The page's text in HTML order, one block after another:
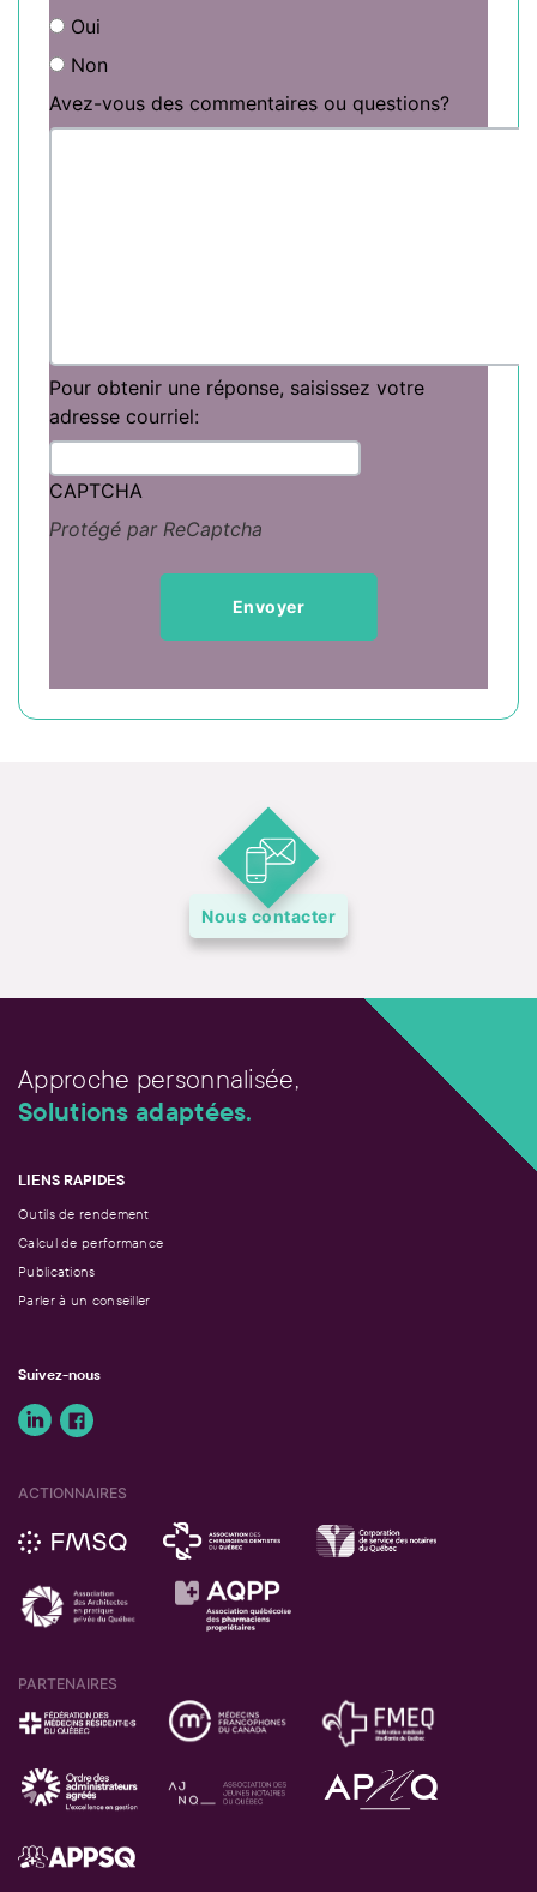
Oui
Non
Avez-vous des commentaires ou questions?
Pour obtenir une réponse, saisissez votre
adresse courriel:
CAPTCHA
Protégé par ReCaptcha
Nous contacter
Approche personnalisée,
Solutions adaptées.
LIENS RAPIDES
Outils de rendement
Calcul de performance
Publications
Parler à un conseiller
Suivez-nous
ACTIONNAIRES
PARTENAIRES